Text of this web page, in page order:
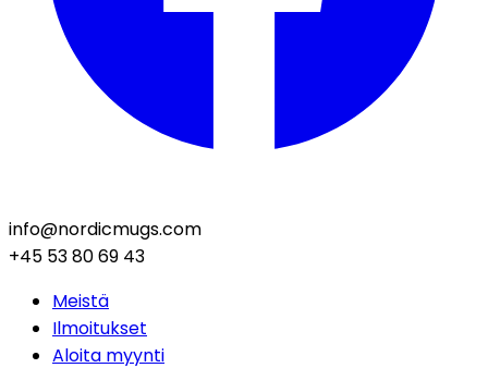
info@nordicmugs.com
+45 53 80 69 43
Meistä
Ilmoitukset
Aloita myynti